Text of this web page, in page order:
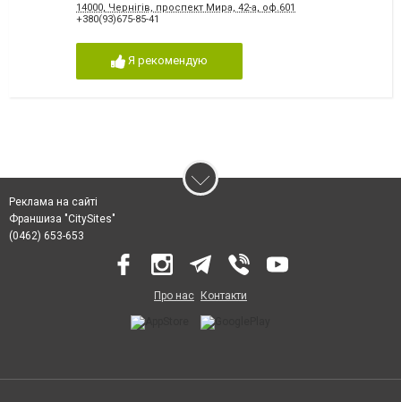
14000, Чернігів, проспект Мира, 42-а, оф.601
+380(93)675-85-41
Я рекомендую
Реклама на сайті
Франшиза "CitySites"
(0462) 653-653
Про нас Контакти